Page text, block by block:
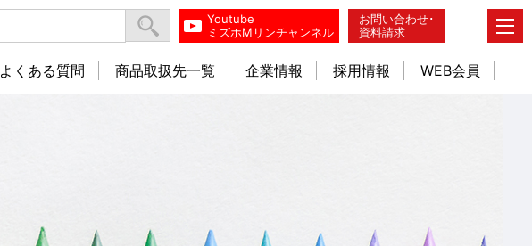
お問い合わせ･
資料請求
Youtube
ミズホMリンチャンネル
よくある質問 商品取扱先一覧 企業情報 採用情報 WEB会員